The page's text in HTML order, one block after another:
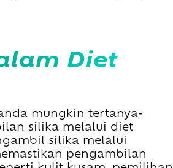
mungkin tertanya-
silika melalui diet
silika melalui
pengambilan